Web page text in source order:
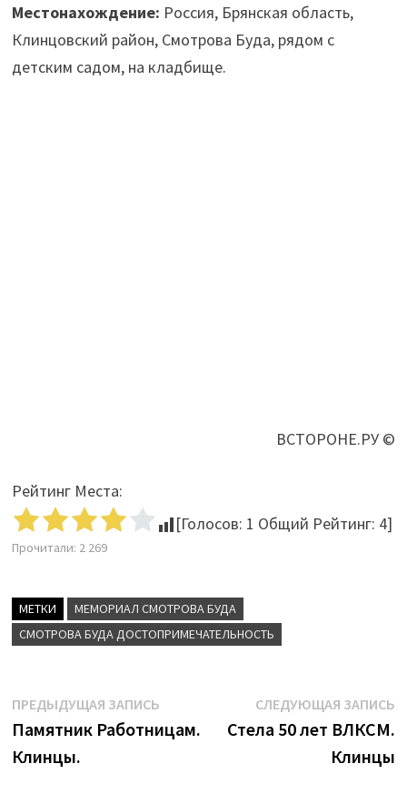
Местонахождение: Россия, Брянская область,
Клинцовский район, Смотрова Буда, рядом с
детским садом, на кладбище.
ВСТОРОНЕ.РУ ©
Рейтинг Места:
[Голосов: 1 Общий Рейтинг: 4]
Прочитали: 2 269
МЕТКИ
МЕМОРИАЛ СМОТРОВА БУДА
СМОТРОВА БУДА ДОСТОПРИМЕЧАТЕЛЬНОСТЬ
Навигация
по
записям
ПРЕДЫДУЩАЯ ЗАПИСЬПредыдущая
запись:
Памятник Работницам.
Клинцы.
СЛЕДУЮЩАЯ ЗАПИСЬ
Стела 50 лет ВЛКСМ.
Клинцы